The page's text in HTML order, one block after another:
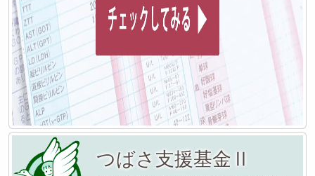
つばさ支援基金Ⅱ